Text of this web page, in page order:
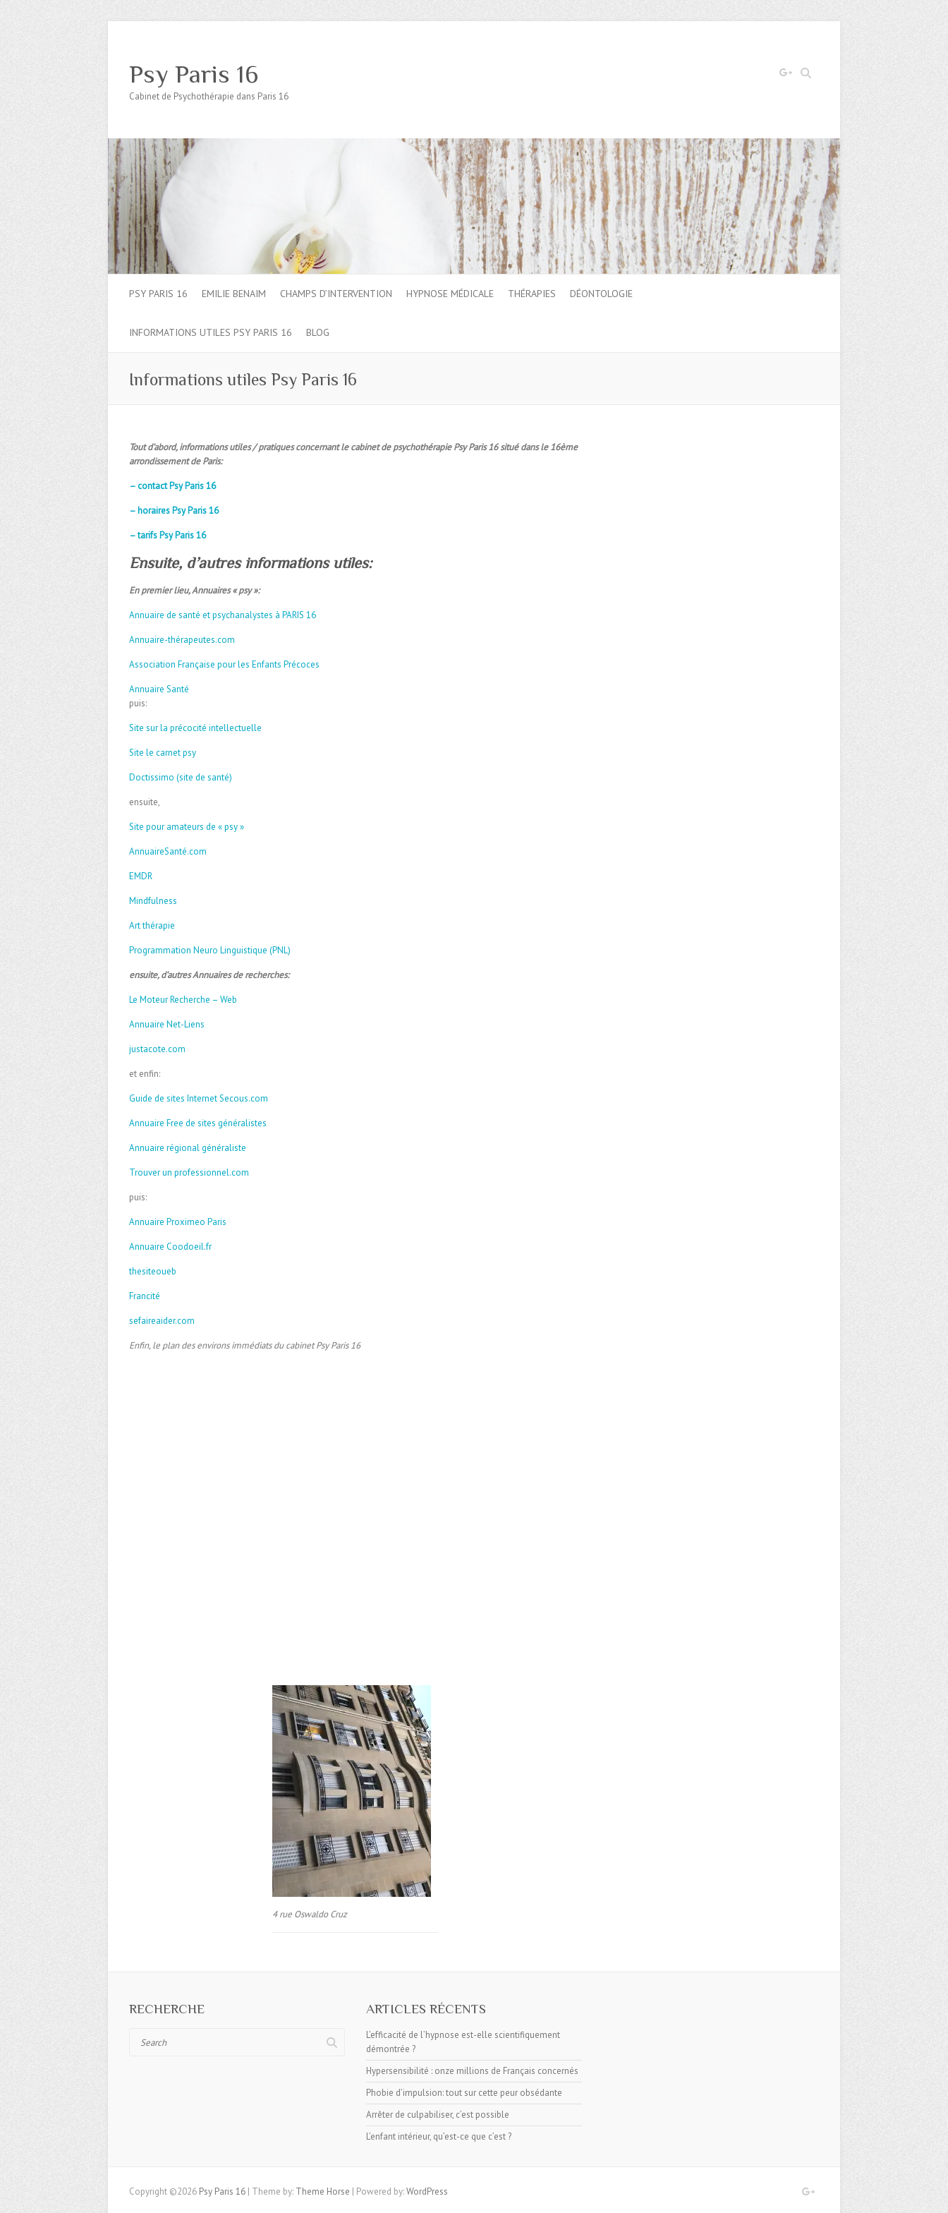
Search
Psy Paris 16
Cabinet de Psychothérapie dans Paris 16
PSY PARIS 16 EMILIE BENAIM CHAMPS D’INTERVENTION HYPNOSE MÉDICALE THÉRAPIES DÉONTOLOGIE
INFORMATIONS UTILES PSY PARIS 16 BLOG
Informations utiles Psy Paris 16
Tout d’abord, informations utiles / pratiques concernant le cabinet de psychothérapie Psy Paris 16 situé dans le 16ème
arrondissement de Paris:
– contact Psy Paris 16
– horaires Psy Paris 16
– tarifs Psy Paris 16
Ensuite, d’autres informations utiles:
En premier lieu, Annuaires « psy »:
Annuaire de santé et psychanalystes à PARIS 16
Annuaire-thérapeutes.com
Association Française pour les Enfants Précoces
Annuaire Santé
puis:
Site sur la précocité intellectuelle
Site le carnet psy
Doctissimo (site de santé)
ensuite,
Site pour amateurs de « psy »
AnnuaireSanté.com
EMDR
Mindfulness
Art thérapie
Programmation Neuro Linguistique (PNL)
ensuite, d’autres Annuaires de recherches:
Le Moteur Recherche – Web
Annuaire Net-Liens
justacote.com
et enfin:
Guide de sites Internet Secous.com
Annuaire Free de sites généralistes
Annuaire régional généraliste
Trouver un professionnel.com
puis:
Annuaire Proximeo Paris
Annuaire Coodoeil.fr
thesiteoueb
Francité
sefaireaider.com
Enfin, le plan des environs immédiats du cabinet Psy Paris 16
4 rue Oswaldo Cruz
RECHERCHE ARTICLES RÉCENTS
L’efficacité de l’hypnose est-elle scientifiquement
démontrée ?
Hypersensibilité : onze millions de Français concernés
Phobie d’impulsion: tout sur cette peur obsédante
Arrêter de culpabiliser, c’est possible
L’enfant intérieur, qu’est-ce que c’est ?
Copyright ©2026 Psy Paris 16 | Theme by: Theme Horse | Powered by:WordPress